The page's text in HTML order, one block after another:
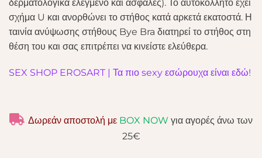
δερματολογικά ελεγμένο και ασφαλές). Το αυτοκόλλητο έχει
σχήμα U και ανορθώνει το στήθος κατά αρκετά εκατοστά. Η
ταινία ανύψωσης στήθους Bye Bra διατηρεί το στήθος στη
θέση του και σας επιτρέπει να κινείστε ελεύθερα.
SEX SHOP EROSART | Τα πιο sexy εσώρουχα είναι εδώ!
Δωρεάν αποστολή με BOX NOW για αγορές άνω των
25€